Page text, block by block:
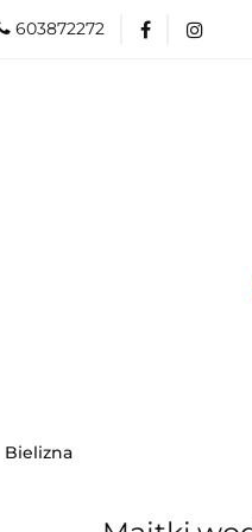
603872272
PROMOCJE/OUTLET 🏷️
Bielizna